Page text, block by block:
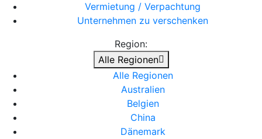
Vermietung / Verpachtung
Unternehmen zu verschenken
Region:
Alle Regionen
Alle Regionen
Australien
Belgien
China
Dänemark